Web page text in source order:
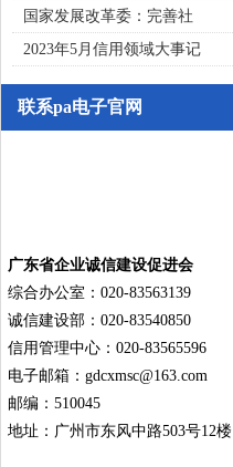
国家发展改革委：完善社
2023年5月信用领域大事记
联系pa电子官网
广东省企业诚信建设促进会
综合办公室：020-83563139
诚信建设部：020-83540850
信用管理中心：020-83565596
电子邮箱： gdcxmsc@163.com
邮编：510045
地址：广州市东风中路503号12楼